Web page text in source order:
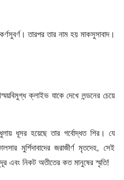
তারপর তার নাম হয় মাকসুসাবাদ।
ক্লাইভ যাকে দেখে লন্ডনের চেয়ে
ধূসর হয়েছে তার গর্বোদ্ধত শির। যে
মুর্শিদাবাদের জরাজীর্ণ মৃতদেহ, সেই
এবং নিকট অতীতের কত মানুষের স্মৃতি!